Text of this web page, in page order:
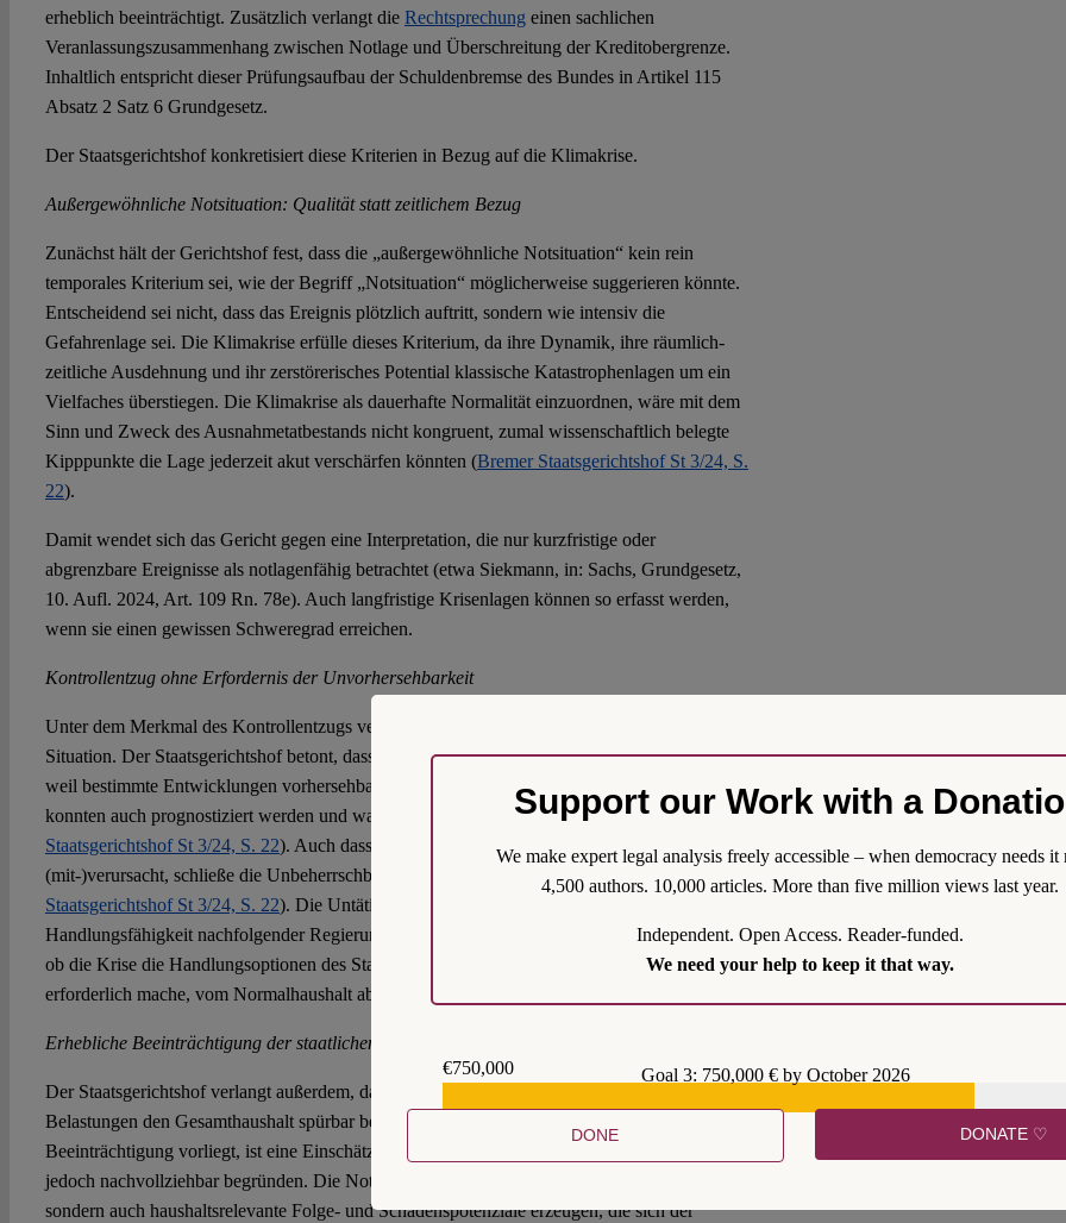
erheblich beeinträchtigt. Zusätzlich verlangt die Rechtsprechungeinen sachlichen
Veranlassungszusammenhang zwischen Notlage und Überschreitung der Kreditobergrenze.
Inhaltlich entspricht dieser Prüfungsaufbau der Schuldenbremse des Bundes in Artikel 115
Absatz 2 Satz 6 Grundgesetz.
Der Staatsgerichtshof konkretisiert diese Kriterien in Bezug auf die Klimakrise.
Außergewöhnliche Notsituation: Qualität statt zeitlichem Bezug
Zunächst hält der Gerichtshof fest, dass die „außergewöhnliche Notsituation“ kein rein
temporales Kriterium sei, wie der Begriff „Notsituation“ möglicherweise suggerieren könnte.
Entscheidend sei nicht, dass das Ereignis plötzlich auftritt, sondern wie intensiv die
Gefahrenlage sei. Die Klimakrise erfülle dieses Kriterium, da ihre Dynamik, ihre räumlich-
zeitliche Ausdehnung und ihr zerstörerisches Potential klassische Katastrophenlagen um ein
Vielfaches überstiegen. Die Klimakrise als dauerhafte Normalität einzuordnen, wäre mit dem
Sinn und Zweck des Ausnahmetatbestands nicht kongruent, zumal wissenschaftlich belegte
Kipppunkte die Lage jederzeit akut verschärfen könnten (Bremer Staatsgerichtshof St 3/24, S.
22).
Damit wendet sich das Gericht gegen eine Interpretation, die nur kurzfristige oder
abgrenzbare Ereignisse als notlagenfähig betrachtet (etwa Siekmann, in: Sachs, Grundgesetz,
10. Aufl. 2024, Art. 109 Rn. 78e). Auch langfristige Krisenlagen können so erfasst werden,
wenn sie einen gewissen Schweregrad erreichen.
Kontrollentzug ohne Erfordernis der Unvorhersehbarkeit
Unter dem Merkmal des Kontrollentzugs versteht der Staatsgerichtshof eine unbeherrschbare
Situation. Der Staatsgerichtshof betont, dass eine Notlage nicht deshalb ausgeschlossen sei,
weil bestimmte Entwicklungen vorhersehbar waren; relevante Finanz- und Wirtschaftskrisen
konnten auch prognostiziert werden und waren dennoch objektiv unbeherrschbar (Bremer
Staatsgerichtshof St 3/24, S. 22). Auch dass der Staat die Krise durch Nichthandeln
(mit-)verursacht, schließe die Unbeherrschbarkeit der Krise nicht aus (Bremer
Staatsgerichtshof St 3/24, S. 22). Die Untätigkeit vorheriger Regierungen dürfe die
Handlungsfähigkeit nachfolgender Regierungen nicht beschränken. Demnach sei maßgeblich,
ob die Krise die Handlungsoptionen des Staates in einer Weise einschränke, die es
erforderlich mache, vom Normalhaushalt abzuweichen.
Erhebliche Beeinträchtigung der staatlichen Finanzlage
Der Staatsgerichtshof verlangt außerdem, dass die durch die Notlage verursachten finanziellen
Belastungen den Gesamthaushalt spürbar beeinträchtigen. Ab welchem Zeitpunkt eine solche
Beeinträchtigung vorliegt, ist eine Einschätzung, die dem Gesetzgeber zukommt. Dies muss er
jedoch nachvollziehbar begründen. Die Notlage muss nicht nur definitorisch bestehen,
sondern auch haushaltsrelevante Folge- und Schadenspotenziale erzeugen, die sich der
Support our Work with a
We make expert legal analysis freely accessible – when democracy needs it
4,500 authors. 10,000 articles. More than five million views last year.
Independent. Open Access. Reader-funded.
We need your help to keep it that way.
€750,000
Goal 3: 750,000 € by October 2026
DONE DONATE ♡